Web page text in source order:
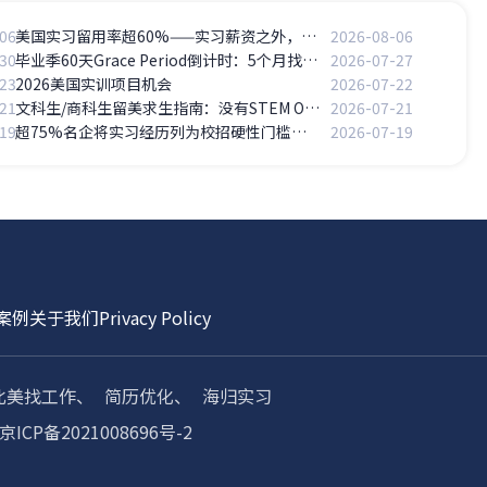
美国实习留用率超60%——实习薪资之外，Return Offer的长期价值
2026-08-06
毕业季60天Grace Period倒计时：5个月找工作时间线怎么拆解？
2026-07-27
2026美国实训项目机会
2026-07-22
文科生/商科生留美求生指南：没有STEM OPT怎么办？ 2026-07-21
超75%名企将实习经历列为校招硬性门槛，无实习经历的留学生怎么办？ 2026-07-19
例关于我们Privacy Policy
美找工作、 简历优化、
海归实习
京ICP备2021008696号-2